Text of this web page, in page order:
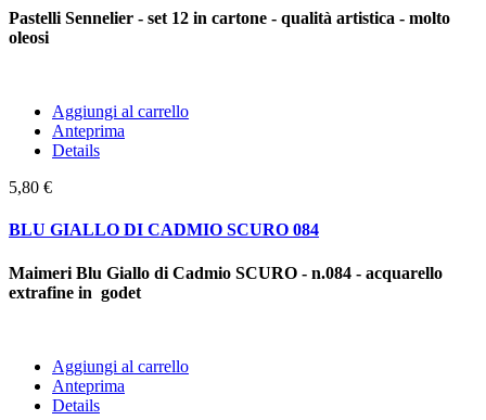
Pastelli Sennelier - set 12 in cartone - qualità artistica - molto
oleosi
Aggiungi al carrello
Anteprima
Details
5,80 €
BLU GIALLO DI CADMIO SCURO 084
Maimeri Blu Giallo di Cadmio SCURO - n.084 - acquarello
extrafine in godet
Aggiungi al carrello
Anteprima
Details